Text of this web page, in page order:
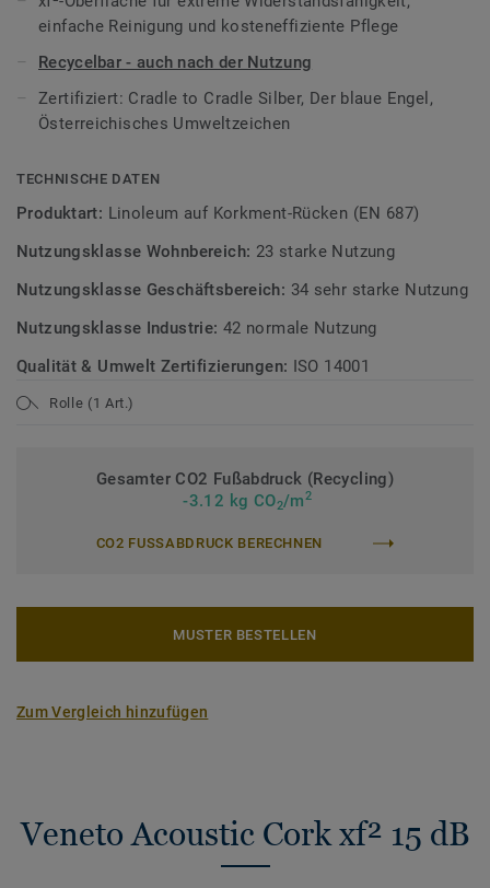
nachhaltigen und kreislauffähigen
Bodenbelagskollektionen. Recyclingfähig auch nach dem
Gebrauch.
Mehr über Tarkett Linoleum erfahren:
einfache Reinigung und kosteneffiziente Pflege
Recycelbar - auch nach der Nutzung
Zertifiziert: Cradle to Cradle Silber, Der blaue Engel,
Österreichisches Umweltzeichen
TECHNISCHE DATEN
Produktart: Linoleum auf Korkment-Rücken (EN 687)
Nutzungsklasse Wohnbereich: 23 starke Nutzung
Nutzungsklasse Geschäftsbereich: 34 sehr starke Nutzung
Nutzungsklasse Industrie: 42 normale Nutzung
Qualität & Umwelt Zertifizierungen: ISO 14001
Rolle (1 Art.)
Gesamter CO2 Fußabdruck (Recycling)
-3.12 kg CO2/m2
CO2 FUSSABDRUCK BERECHNEN
MUSTER BESTELLEN
Zum Vergleich hinzufügen
Veneto Acoustic Cork xf² 15 dB